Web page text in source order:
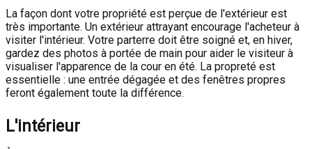
La façon dont votre propriété est perçue de l'extérieur est
très importante. Un extérieur attrayant encourage l'acheteur à
visiter l'intérieur. Votre parterre doit être soigné et, en hiver,
gardez des photos à portée de main pour aider le visiteur à
visualiser l'apparence de la cour en été. La propreté est
essentielle : une entrée dégagée et des fenêtres propres
feront également toute la différence.
L'intérieur